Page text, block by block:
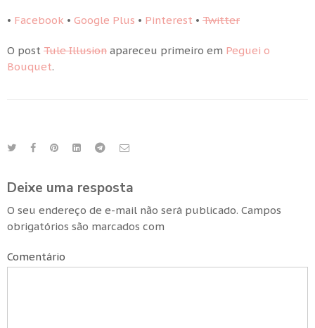
• Facebook • Google Plus • Pinterest • Twitter
O post Tule Illusion apareceu primeiro em Peguei o
Bouquet.
Deixe uma resposta
O seu endereço de e-mail não será publicado. Campos
obrigatórios são marcados com
Comentário